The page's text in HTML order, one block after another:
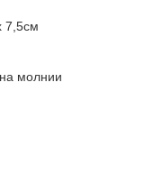
7,5см
молнии